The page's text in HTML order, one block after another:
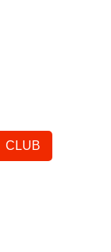
CLUB